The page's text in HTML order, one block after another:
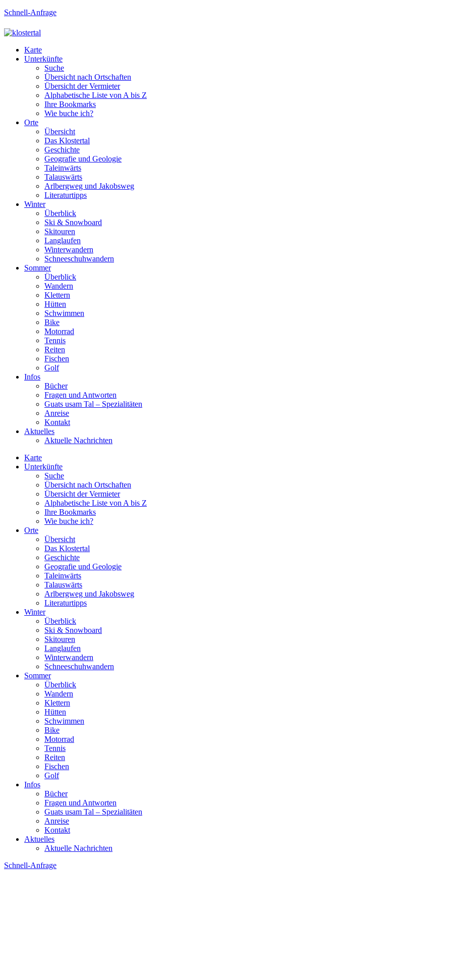
Schnell-Anfrage
Karte
Unterkünfte
Suche
Übersicht nach Ortschaften
Übersicht der Vermieter
Alphabetische Liste von A bis Z
Ihre Bookmarks
Wie buche ich?
Orte
Übersicht
Das Klostertal
Geschichte
Geografie und Geologie
Taleinwärts
Talauswärts
Arlbergweg und Jakobsweg
Literaturtipps
Winter
Überblick
Ski & Snowboard
Skitouren
Langlaufen
Winterwandern
Schneeschuhwandern
Sommer
Überblick
Wandern
Klettern
Hütten
Schwimmen
Bike
Motorrad
Tennis
Reiten
Fischen
Golf
Infos
Bücher
Fragen und Antworten
Guats usam Tal – Spezialitäten
Anreise
Kontakt
Aktuelles
Aktuelle Nachrichten
Karte
Unterkünfte
Suche
Übersicht nach Ortschaften
Übersicht der Vermieter
Alphabetische Liste von A bis Z
Ihre Bookmarks
Wie buche ich?
Orte
Übersicht
Das Klostertal
Geschichte
Geografie und Geologie
Taleinwärts
Talauswärts
Arlbergweg und Jakobsweg
Literaturtipps
Winter
Überblick
Ski & Snowboard
Skitouren
Langlaufen
Winterwandern
Schneeschuhwandern
Sommer
Überblick
Wandern
Klettern
Hütten
Schwimmen
Bike
Motorrad
Tennis
Reiten
Fischen
Golf
Infos
Bücher
Fragen und Antworten
Guats usam Tal – Spezialitäten
Anreise
Kontakt
Aktuelles
Aktuelle Nachrichten
Schnell-Anfrage